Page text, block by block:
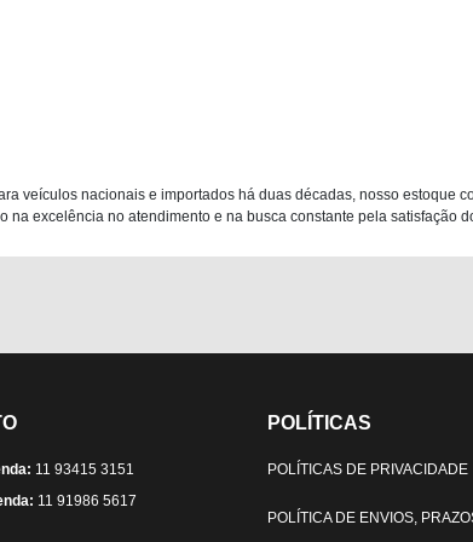
veículos nacionais e importados há duas décadas, nosso estoque
na excelência no atendimento e na busca constante pela satisfação
11 93415 3151
11 91986 5617
POLÍTICAS
POLÍTICAS DE PRIVACIDADE
POLÍTICA DE ENVIOS,